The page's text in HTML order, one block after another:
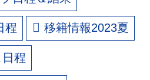
程 移籍情報2023夏
程